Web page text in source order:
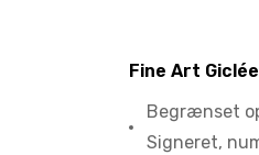
Fine Art
Begrænset
Signeret,